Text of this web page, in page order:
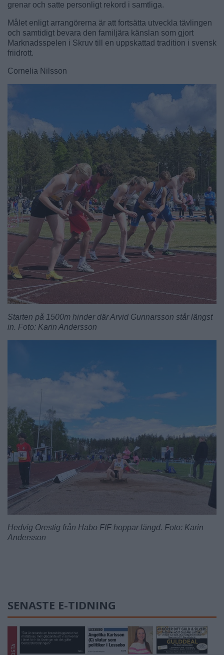
grenar och satte personligt rekord i samtliga.
Målet enligt arrangörerna är att fortsätta utveckla tävlingen
och samtidigt bevara den familjära känslan som gjort
Marknadsspelen i Skruv till en uppskattad tradition i svensk
friidrott.
Cornelia Nilsson
Starten på 1500m hinder där Arvid Gunnarsson står längst
in. Foto: Karin Andersson
Hedvig Orestig från Habo FIF hoppar längd. Foto: Karin
Andersson
SENASTE E-TIDNING